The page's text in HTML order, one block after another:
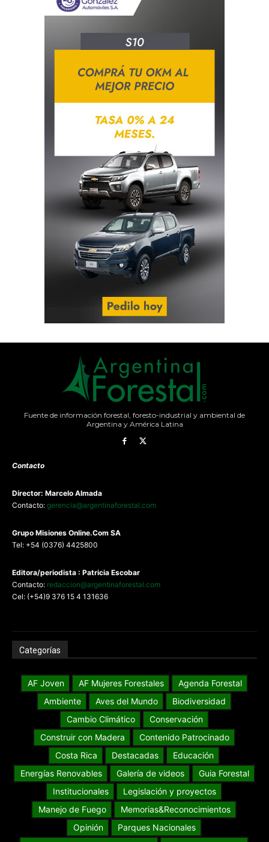
Fuente de información forestal, foresto-industrial y ambiental de
Argentina y América Latina
Contacto
Director: Marcelo Almada
Contacto: gerencia@argentinaforestal.com
Grupo Misiones Online.Com SA
Tel: +54 (0376) 4425800
Editora/periodista : Patricia Escobar
Contacto: redaccion@argentinaforestal.com
Cel: (+54)9 376 15 4 131636
Categorías
AF Joven AF Mujeres Forestales
Agenda Forestal
Ambiente
Aves del Mundo
Biodiversidad
Cambio Climático
Conservación
Construir con Madera
Contenido Patrocinado
Costa Rica
Destacadas
Educación
Energías Renovables
Galería de videos
Guia Forestal
Institucionales
Legislación y proyectos
Manejo de Fuego
Memorias&Reconocimientos
Opinión
Parques Nacionales